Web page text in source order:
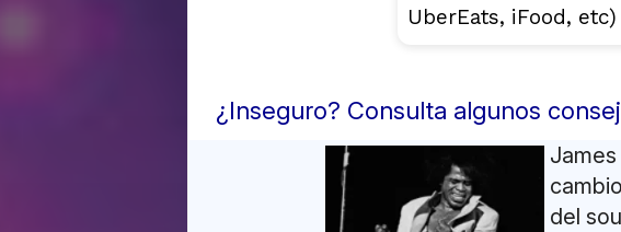
UberEats, iFood, etc)
¿Inseguro? Consulta algunos
del